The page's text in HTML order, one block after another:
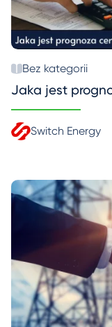
Bez kategorii
Jaka jest
Switch Energy